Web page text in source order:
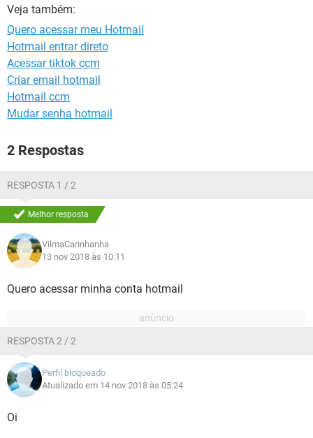
GUIA DE COMPRAS
Veja também:
Quero acessar meu Hotmail
Hotmail entrar direto
Acessar tiktok ccm
Criar email hotmail
Hotmail ccm
Mudar senha hotmail
2 Respostas
RESPOSTA 1 / 2
Melhor resposta
VilmaCarinhanha
13 nov 2018 às 10:11
Quero acessar minha conta hotmail
RESPOSTA 2 / 2
Perfil bloqueado
Atualizado em 14 nov 2018 às 05:24
Oi